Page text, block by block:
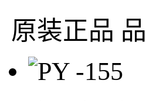
原装正品